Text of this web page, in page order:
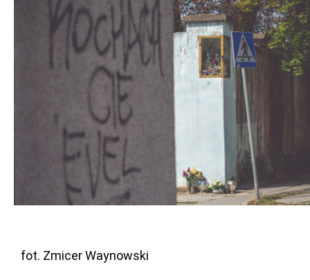
fot. Zmicer Waynowski